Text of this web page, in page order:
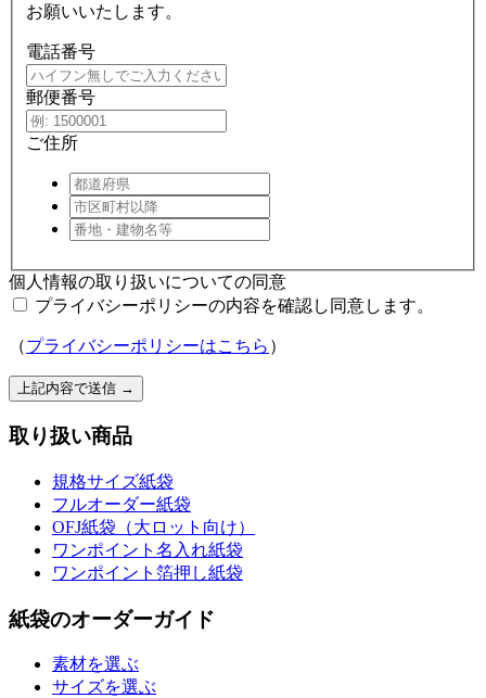
お願いいたします。
電話番号
郵便番号
ご住所
個人情報の取り扱いについての同意
プライバシーポリシーの内容を確認し同意します。
（プライバシーポリシーはこちら ）
上記内容で送信 →
取り扱い商品
規格サイズ紙袋
フルオーダー紙袋
OFJ紙袋（大ロット向け）
ワンポイント名入れ紙袋
ワンポイント箔押し紙袋
紙袋のオーダーガイド
素材を選ぶ
サイズを選ぶ